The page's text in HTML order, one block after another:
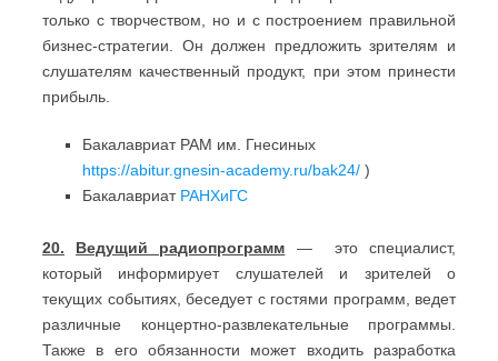
только с творчеством, но и с построением правильной
бизнес-стратегии. Он должен предложить зрителям и
слушателям качественный продукт, при этом принести
прибыль.
Бакалавриат РАМ им. Гнесиных
https://abitur.gnesin-academy.ru/bak24/ )
Бакалавриат РАНХиГС
20. Ведущий радиопрограмм — это специалист,
который информирует слушателей и зрителей о
текущих событиях, беседует с гостями программ, ведет
различные концертно-развлекательные программы.
Также в его обязанности может входить разработка